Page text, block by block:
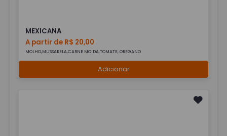
MEXICANA
A partir de R$ 20,00
MOLHO,MUSSARELA,CARNE MOIDA,TOMATE, OREGANO
Adicionar